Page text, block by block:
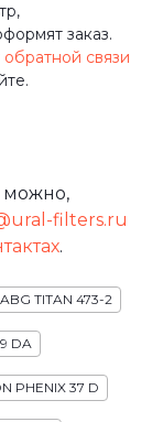
заказ.
связи
можно,
filters.ru
.
ABG TITAN 473-2
DA
PHENIX 37 D